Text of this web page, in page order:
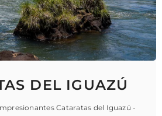
DEL IGUAZÚ
Cataratas del Iguazú -